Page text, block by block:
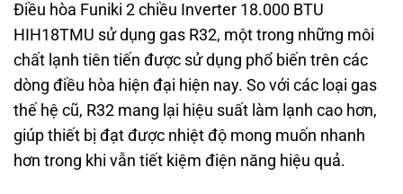
Điều hòa Funiki 2 chiều Inverter 18.000 BTU
HIH18TMU sử dụng gas R32, một trong những môi
chất lạnh tiên tiến được sử dụng phổ biến trên các
dòng điều hòa hiện đại hiện nay. So với các loại gas
thế hệ cũ, R32 mang lại hiệu suất làm lạnh cao hơn,
giúp thiết bị đạt được nhiệt độ mong muốn nhanh
hơn trong khi vẫn tiết kiệm điện năng hiệu quả.